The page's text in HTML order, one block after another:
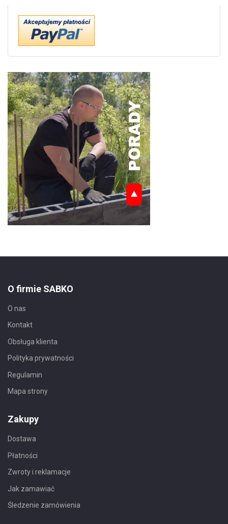
O firmie SABKO
O nas
Kontakt
Obsługa klienta
Polityka prywatności
Regulamin
Mapa strony
Zakupy
Dostawa
Płatności
Zwroty i reklamacje
Jak zamawiać
Śledzenie zamówienia